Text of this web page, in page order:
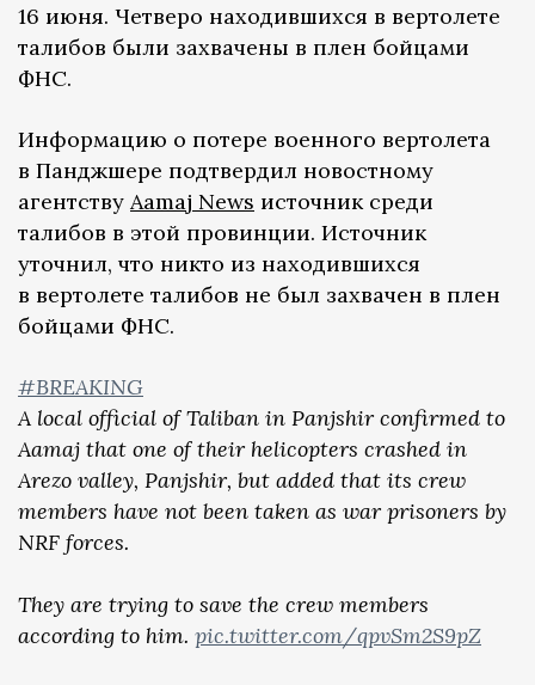
16 июня. Четверо находившихся в вертолете
талибов были захвачены в плен бойцами
ФНС.
Информацию о потере военного вертолета
в Панджшере подтвердил новостному
агентству Aamaj News источник среди
талибов в этой провинции. Источник
уточнил, что никто из находившихся
в вертолете талибов не был захвачен в плен
бойцами ФНС.
#BREAKING
A local official of Taliban in Panjshir confirmed to
Aamaj that one of their helicopters crashed in
Arezo valley, Panjshir, but added that its crew
members have not been taken as war prisoners by
NRF forces.
They are trying to save the crew members
according to him. pic.twitter.com/qpvSm2S9pZ